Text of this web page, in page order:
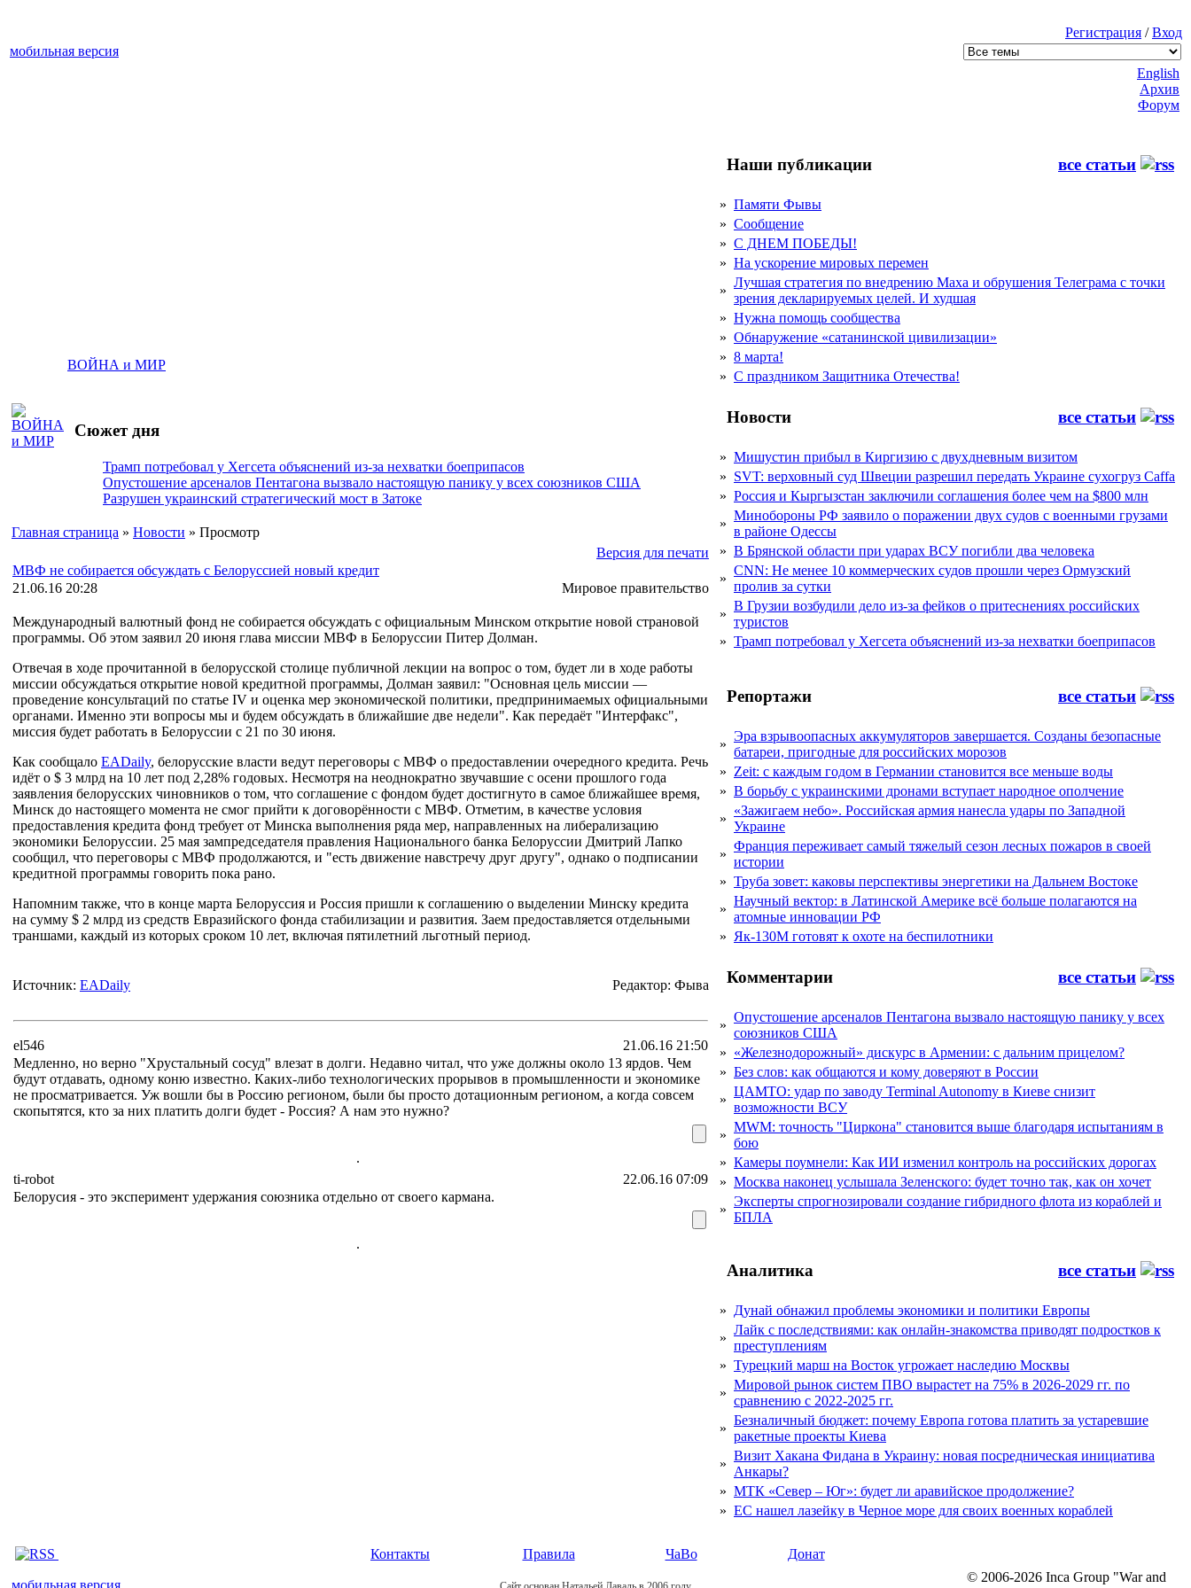
Регистрация /Вход
мобильная версия
ВОЙНА и МИР
Сюжет дня
Трамп потребовал у Хегсета объяснений из-за нехватки боеприпасов
Опустошение арсеналов Пентагона вызвало настоящую панику у всех союзников США
Разрушен украинский стратегический мост в Затоке
Главная страница » Новости » Просмотр
Версия для печати
МВФ не собирается обсуждать с Белоруссией новый кредит
21.06.16 20:28
Мировое правительство
Международный валютный фонд не собирается обсуждать с официальным Минском открытие новой страновой
программы. Об этом заявил 20 июня глава миссии МВФ в Белоруссии Питер Долман.
Отвечая в ходе прочитанной в белорусской столице публичной лекции на вопрос о том, будет ли в ходе работы
миссии обсуждаться открытие новой кредитной программы, Долман заявил: "Основная цель миссии —
проведение консультаций по статье IV и оценка мер экономической политики, предпринимаемых официальными
органами. Именно эти вопросы мы и будем обсуждать в ближайшие две недели". Как передаёт "Интерфакс",
миссия будет работать в Белоруссии с 21 по 30 июня.
Как сообщало EADaily, белорусские власти ведут переговоры с МВФ о предоставлении очередного кредита. Речь
идёт о $ 3 млрд на 10 лет под 2,28% годовых. Несмотря на неоднократно звучавшие с осени прошлого года
заявления белорусских чиновников о том, что соглашение с фондом будет достигнуто в самое ближайшее время,
Минск до настоящего момента не смог прийти к договорённости с МВФ. Отметим, в качестве условия
предоставления кредита фонд требует от Минска выполнения ряда мер, направленных на либерализацию
экономики Белоруссии. 25 мая зампредседателя правления Национального банка Белоруссии Дмитрий Лапко
сообщил, что переговоры с МВФ продолжаются, и "есть движение навстречу друг другу", однако о подписании
кредитной программы говорить пока рано.
Напомним также, что в конце марта Белоруссия и Россия пришли к соглашению о выделении Минску кредита
на сумму $ 2 млрд из средств Евразийского фонда стабилизации и развития. Заем предоставляется отдельными
траншами, каждый из которых сроком 10 лет, включая пятилетний льготный период.
Источник: EADaily Редактор: Фыва
el546
21.06.16 21:50
Медленно, но верно "Хрустальный сосуд" влезат в долги. Недавно читал, что уже должны около 13 ярдов. Чем
будут отдавать, одному коню известно. Каких-либо технологических прорывов в промышленности и экономике
не просматривается. Уж вошли бы в Россию регионом, были бы просто дотационным регионом, а когда совсем
скопытятся, кто за них платить долги будет - Россия? А нам это нужно?
.
ti-robot
22.06.16 07:09
Белорусия - это эксперимент удержания союзника отдельно от своего кармана.
.
English
Архив
Форум
Наши публикации все статьи
» Памяти Фывы
» Сообщение
» С ДНЕМ ПОБЕДЫ!
» На ускорение мировых перемен
»
Лучшая стратегия по внедрению Маха и обрушения Телеграма с точки
зрения декларируемых целей. И худшая
» Нужна помощь сообщества
» Обнаружение «сатанинской цивилизации»
» 8 марта!
» С праздником Защитника Отечества!
Новости все статьи
» Мишустин прибыл в Киргизию с двухдневным визитом
» SVT: верховный суд Швеции разрешил передать Украине сухогруз Caffa
» Россия и Кыргызстан заключили соглашения более чем на $800 млн
»
Минобороны РФ заявило о поражении двух судов с военными грузами
в районе Одессы
» В Брянской области при ударах ВСУ погибли два человека
»
CNN: Не менее 10 коммерческих судов прошли через Ормузский
пролив за сутки
»
В Грузии возбудили дело из-за фейков о притеснениях российских
туристов
» Трамп потребовал у Хегсета объяснений из-за нехватки боеприпасов
Репортажи все статьи
»
Эра взрывоопасных аккумуляторов завершается. Созданы безопасные
батареи, пригодные для российских морозов
» Zeit: с каждым годом в Германии становится все меньше воды
» В борьбу с украинскими дронами вступает народное ополчение
»
«Зажигаем небо». Российская армия нанесла удары по Западной
Украине
»
Франция переживает самый тяжелый сезон лесных пожаров в своей
истории
» Труба зовет: каковы перспективы энергетики на Дальнем Востоке
»
Научный вектор: в Латинской Америке всё больше полагаются на
атомные инновации РФ
» Як-130М готовят к охоте на беспилотники
Комментарии все статьи
»
Опустошение арсеналов Пентагона вызвало настоящую панику у всех
союзников США
» «Железнодорожный» дискурс в Армении: с дальним прицелом?
» Без слов: как общаются и кому доверяют в России
»
ЦАМТО: удар по заводу Terminal Autonomy в Киеве снизит
возможности ВСУ
»
MWM: точность "Циркона" становится выше благодаря испытаниям в
бою
» Камеры поумнели: Как ИИ изменил контроль на российских дорогах
» Москва наконец услышала Зеленского: будет точно так, как он хочет
»
Эксперты спрогнозировали создание гибридного флота из кораблей и
БПЛА
Аналитика все статьи
» Дунай обнажил проблемы экономики и политики Европы
»
Лайк с последствиями: как онлайн-знакомства приводят подростков к
преступлениям
» Турецкий марш на Восток угрожает наследию Москвы
»
Мировой рынок систем ПВО вырастет на 75% в 2026-2029 гг. по
сравнению с 2022-2025 гг.
»
Безналичный бюджет: почему Европа готова платить за устаревшие
ракетные проекты Киева
»
Визит Хакана Фидана в Украину: новая посредническая инициатива
Анкары?
» МТК «Север – Юг»: будет ли аравийское продолжение?
» ЕС нашел лазейку в Черное море для своих военных кораблей
Контакты Правила ЧаВо Донат
мобильная версия
© 2006-2026 Inca Group "War and